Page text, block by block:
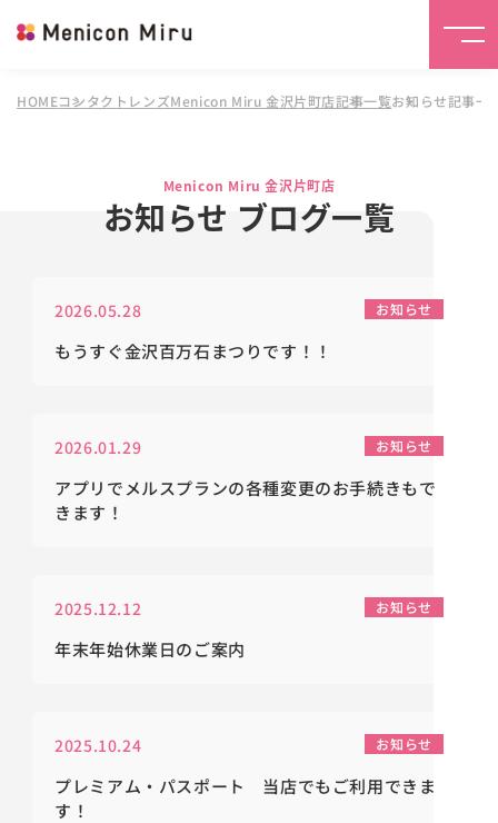
HOMEコンタクトレンズMenicon Miru 金沢片町店記事一覧お知らせ記事一
Menicon Miru 金沢片町店
お知らせ ブログ一覧
2026.05.28 お知らせ
もうすぐ金沢百万石まつりです！！
2026.01.29 お知らせ
アプリでメルスプランの各種変更のお手続きもで
きます！
2025.12.12 お知らせ
年末年始休業日のご案内
2025.10.24 お知らせ
プレミアム・パスポート 当店でもご利用できま
す！